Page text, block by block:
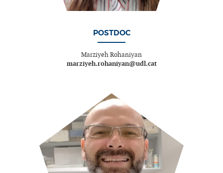
POSTDOC
Marziyeh Rohaniyan
marziyeh.rohaniyan@udl.cat